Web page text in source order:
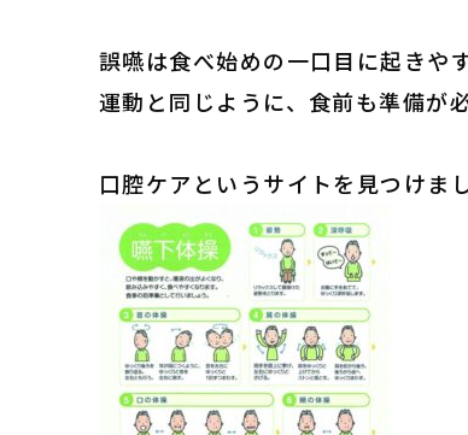
誤嚥は食べ始めの一口目に起きや
運動と同じように、食前も準備が必
口腔ケアというサイトを見つけま